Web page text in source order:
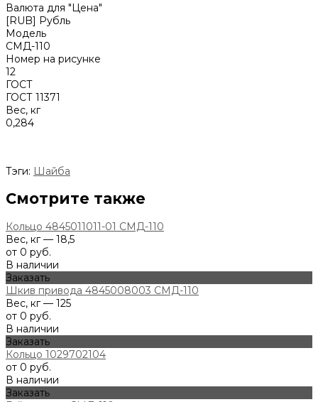
Валюта для "Цена"
[RUB] Рубль
Модель
СМД-110
Номер на рисунке
12
ГОСТ
ГОСТ 11371
Вес, кг
0,284
Тэги: Шайба
Смотрите также
Кольцо 4845011011-01 СМД-110
Вес, кг — 18,5
от 0 руб.
В наличии
Заказать
Шкив привода 4845008003 СМД-110
Вес, кг — 125
от 0 руб.
В наличии
Заказать
Кольцо 1029702104
от 0 руб.
В наличии
Заказать